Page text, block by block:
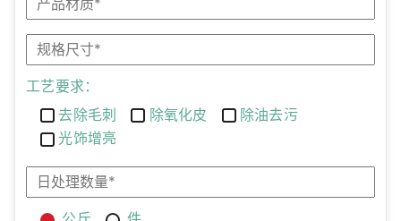
工艺要求：
去除毛刺
除氧化皮
除油去污
光饰增亮